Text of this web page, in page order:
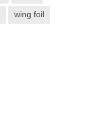
wing foil